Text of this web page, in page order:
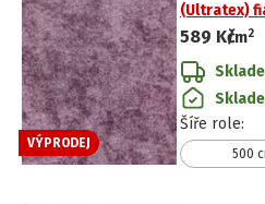
VÝPRODEJ
(Ultratex)
589 Kč
/m2
Šíře role:
500